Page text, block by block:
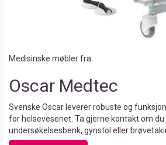
Medisinske møbler fra
Oscar Medtec
Svenske Oscar leverer robuste og
for helsevesenet. Ta gjerne kontakt om du
undersøkelsesbenk, gynstol eller